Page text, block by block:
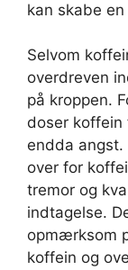
kan skabe
Selvom
overdreven
på kroppen.
doser koffein
endda
over for
tremor og
indtagelse.
opmærksom
koffein og